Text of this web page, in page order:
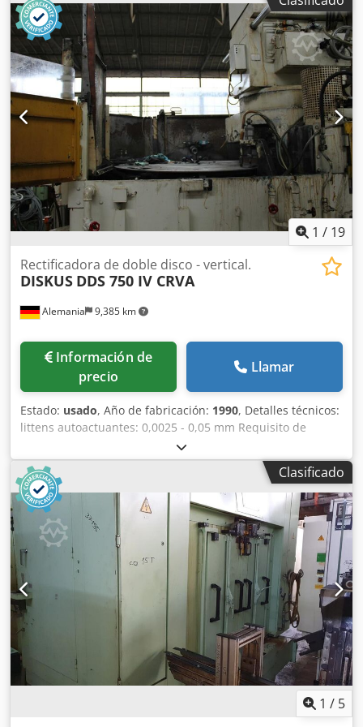
LA GAMA FLOTT. ¡SOLICITE UN PRESUPUESTO!
1 / 19
Alemania 9,385 km
Rectificadora de doble disco - vertical.
DISKUS DDS 750 IV CRVA
Información de
precio
Llamar
Estado: usado, Año de fabricación: 1990, Detalles técnicos:
littens autoactuantes: 0,0025 - 0,05 mm Requisito de
potencia total: 100 kW Distancia de ajuste del carro del
husillo abrasivo: 150 mm Peso de la máquina aprox.: 17 t
Accionamiento del husillo rectificador: 2 x 37 kW Ancho de
molienda: 30-150 mm Velocidad circunferencial: 34 m/seg.
Velocidad de la pieza: 60 - 300 mm/seg. Dodpfsvnmnrjx Af
Tekr Altura de rectificado: 70 mm Diámetro de la muela:
750 mm Herramienta abrasiva: 750 x 75 x 350 mm
Velocidad de la muela: 870 rpm. Diámetro de la pieza -
máx.: 250 mm
Clasificado
1 / 5